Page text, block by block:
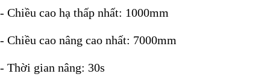
- Chiều cao hạ thấp nhất: 1000mm
- Chiều cao nâng cao nhất: 7000mm
- Thời gian nâng: 30s